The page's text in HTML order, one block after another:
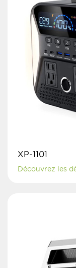
XP-1101
Découvrez les